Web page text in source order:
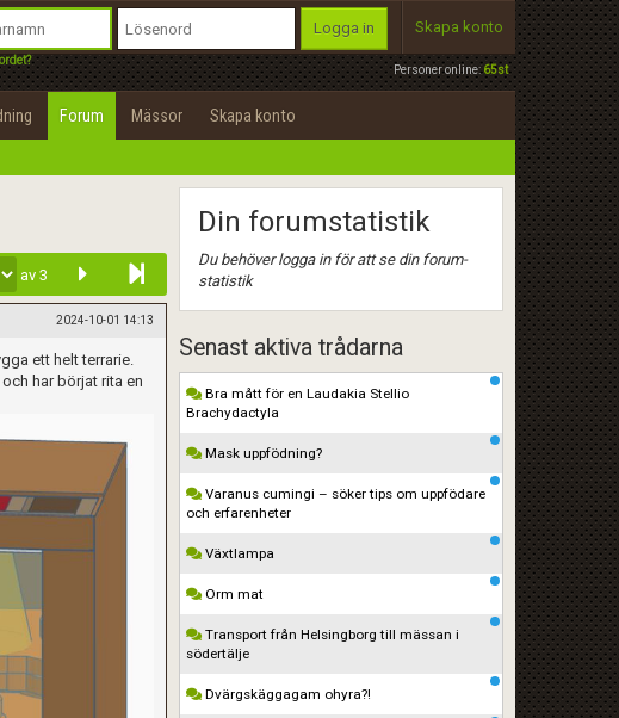
Personer online:65st
Logga in Skapa konto
Forum Mässor Skapa konto
av 3
2024-10-01 14:13
ett helt terrarie.
har börjat rita en
Din forumstatistik
Du behöver logga in för att se din forum-
statistik
Senast aktiva trådarna
Bra mått för en Laudakia Stellio
Brachydactyla
Mask uppfödning?
Varanus cumingi – söker tips om uppfödare
och erfarenheter
Växtlampa
Orm mat
Transport från Helsingborg till mässan i
södertälje
Dvärgskäggagam ohyra?!